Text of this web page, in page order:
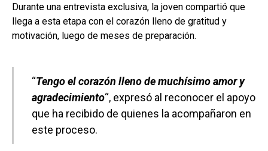
Durante una entrevista exclusiva, la joven compartió que
llega a esta etapa con el corazón lleno de gratitud y
motivación, luego de meses de preparación.
“Tengo el corazón lleno de muchísimo amor y
agradecimiento“, expresó al reconocer el apoyo
que ha recibido de quienes la acompañaron en
este proceso.